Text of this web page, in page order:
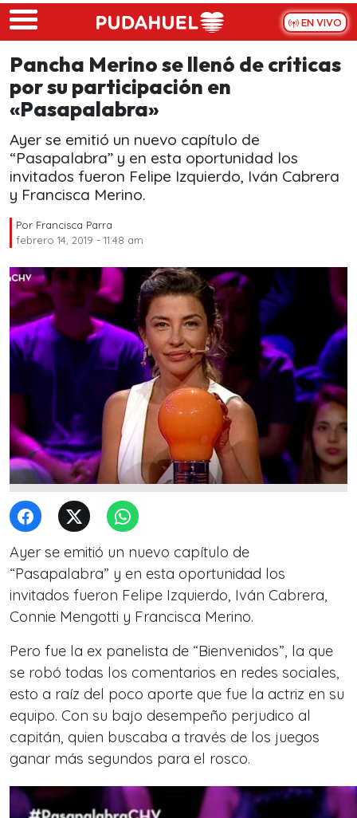
Skip to main content
EN VIVO
Pancha Merino se llenó de críticas
por su participación en
«Pasapalabra»
Ayer se emitió un nuevo capítulo de
“Pasapalabra” y en esta oportunidad los
invitados fueron Felipe Izquierdo, Iván Cabrera
y Francisca Merino.
Por Francisca Parra
febrero 14, 2019 - 11:48 am
Ayer se emitió un nuevo capítulo de
“Pasapalabra” y en esta oportunidad los
invitados fueron Felipe Izquierdo, Iván Cabrera,
Connie Mengotti y Francisca Merino.
Pero fue la ex panelista de “Bienvenidos”, la que
se robó todas los comentarios en redes sociales,
esto a raíz del poco aporte que fue la actriz en su
equipo. Con su bajo desempeño perjudico al
capitán, quien buscaba a través de los juegos
ganar más segundos para el rosco.